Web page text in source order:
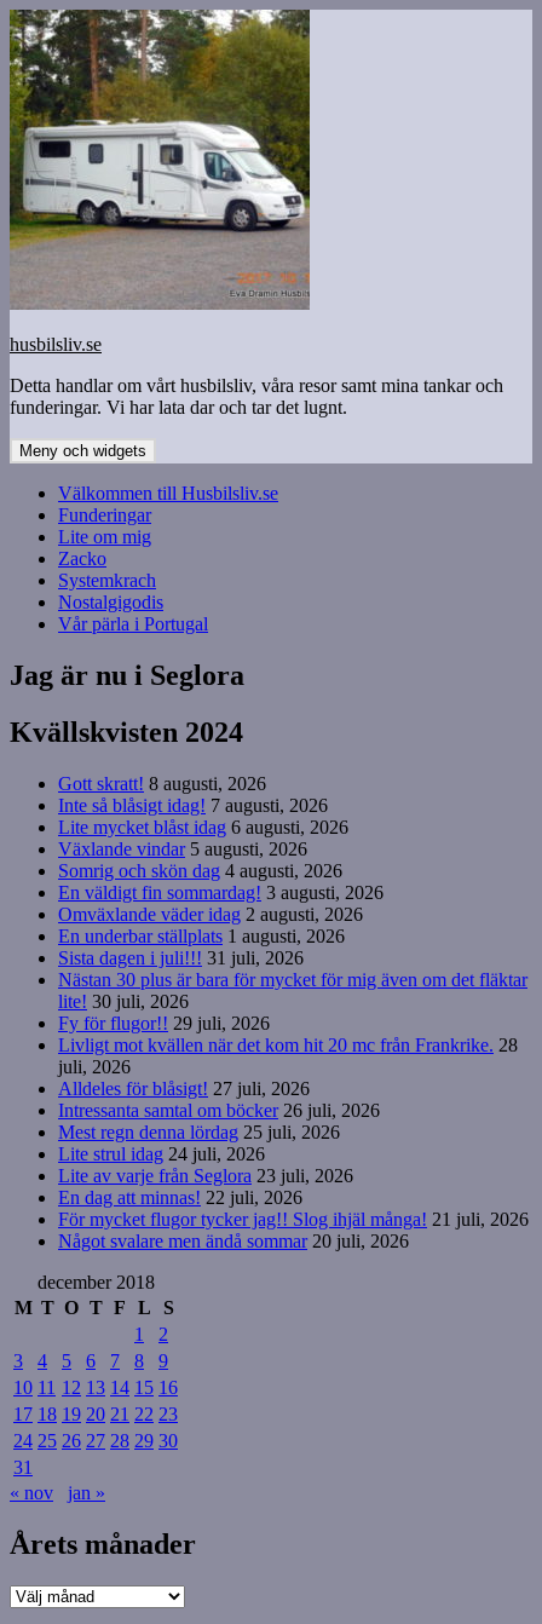
Hoppa
till
innehåll
husbilsliv.se
Detta handlar om vårt husbilsliv, våra resor samt mina tankar och
funderingar. Vi har lata dar och tar det lugnt.
Meny och widgets
Välkommen till Husbilsliv.se
Funderingar
Lite om mig
Zacko
Systemkrach
Nostalgigodis
Vår pärla i Portugal
Jag är nu i Seglora
Kvällskvisten 2024
Gott skratt! 8 augusti, 2026
Inte så blåsigt idag! 7 augusti, 2026
Lite mycket blåst idag 6 augusti, 2026
Växlande vindar 5 augusti, 2026
Somrig och skön dag 4 augusti, 2026
En väldigt fin sommardag! 3 augusti, 2026
Omväxlande väder idag 2 augusti, 2026
En underbar ställplats 1 augusti, 2026
Sista dagen i juli!!! 31 juli, 2026
Nästan 30 plus är bara för mycket för mig även om det fläktar
lite! 30 juli, 2026
Fy för flugor!! 29 juli, 2026
Livligt mot kvällen när det kom hit 20 mc från Frankrike. 28
juli, 2026
Alldeles för blåsigt! 27 juli, 2026
Intressanta samtal om böcker 26 juli, 2026
Mest regn denna lördag 25 juli, 2026
Lite strul idag 24 juli, 2026
Lite av varje från Seglora 23 juli, 2026
En dag att minnas! 22 juli, 2026
För mycket flugor tycker jag!! Slog ihjäl många! 21 juli, 2026
Något svalare men ändå sommar 20 juli, 2026
december 2018
M T O T F L
S
1
2
3
4 5 6 7 8
9
10 11 12 13 14 15 16
17 18 19 20 21 22 23
24 25 26 27 28 29 30
31
« nov
jan »
Årets månader
Årets